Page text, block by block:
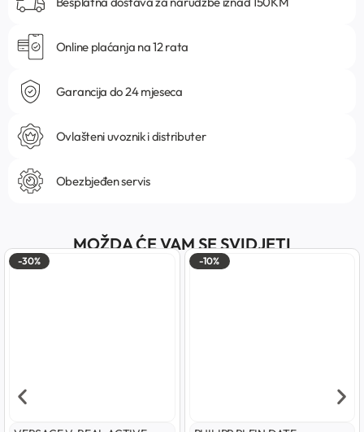
Online plaćanja na 12 rata
Garancija do 24 mjeseca
Ovlašteni uvoznik i distributer
Obezbjeđen servis
MOŽDA ĆE VAM SE SVIDJETI
-30% -10%